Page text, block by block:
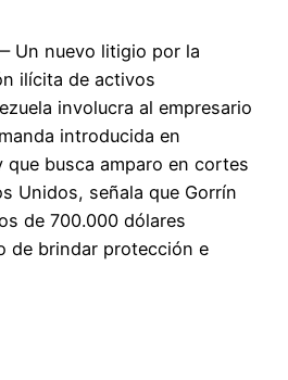
Un nuevo litigio por la
ilícita de activos
involucra al empresario
introducida en
que busca amparo en cortes
Unidos, señala que Gorrín
de 700.000 dólares
de brindar protección e